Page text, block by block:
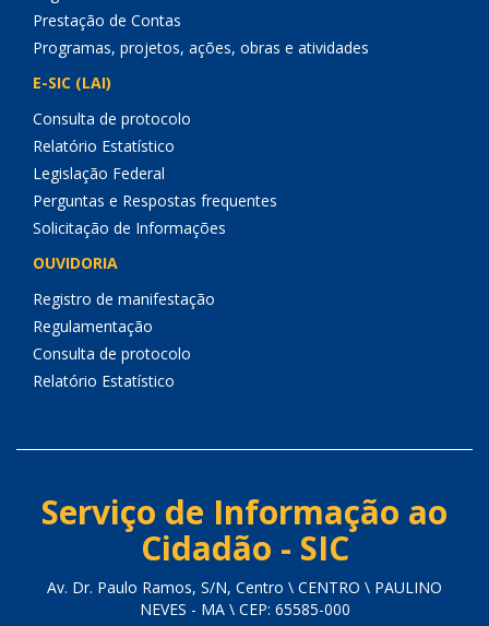
Prestação de Contas
Programas, projetos, ações, obras e atividades
E-SIC (LAI)
Consulta de protocolo
Relatório Estatístico
Legislação Federal
Perguntas e Respostas frequentes
Solicitação de Informações
OUVIDORIA
Registro de manifestação
Regulamentação
Consulta de protocolo
Relatório Estatístico
Serviço de Informação ao
Cidadão - SIC
Av. Dr. Paulo Ramos, S/N, Centro \ CENTRO \ PAULINO
NEVES - MA \ CEP: 65585-000